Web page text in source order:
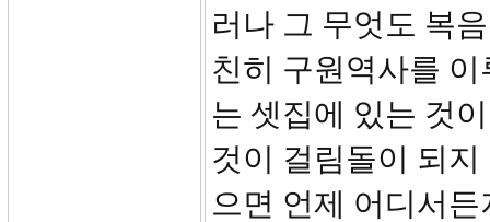
러나 그 무엇도 복
친히 구원역사를
는 셋집에 있는 것
것이 걸림돌이 되
으면 언제 어디서